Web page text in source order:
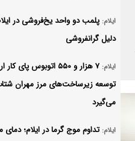
ایلام: پلمب دو واحد یخ‌فروشی در
دلیل گرانفروشی
ایلام:
۷ هزار و ۵۵۰ اتوبوس پای
توسعه زیرساخت‌های مرز مهران
می‌گیرد
ایلام: تداوم موج گرما در ایلام؛ دمای